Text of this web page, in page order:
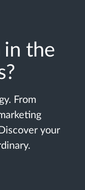
in the
From
your